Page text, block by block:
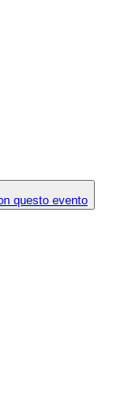
questo evento